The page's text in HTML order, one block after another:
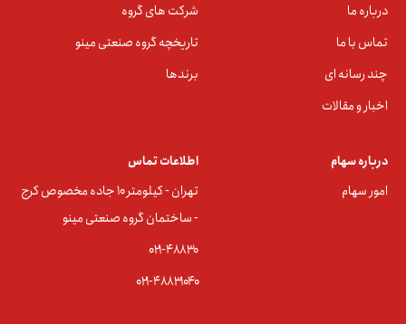
درباره ما
تماس با ما
چند رسانه ای
اخبار و مقالات
شرکت های گروه
تاریخچه گروه صنعتی مینو
برندها
درباره سهام
امور سهام
اطلاعات تماس
تهران - کیلومتر ۱۰ جاده مخصوص کرج
- ساختمان گروه صنعتی مینو
۰۲۱-۴۸۸۳0
۰۲۱-۴۸۸۳۱۰۴۰